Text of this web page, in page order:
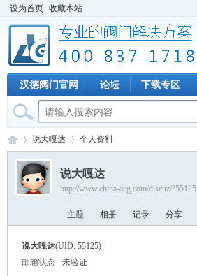
设为首页 收藏本站
汉德阀门官网 论坛 下载专区
›
说大嘎达 个人资料
说大嘎达
http://www.china-acg.com/discuz/?55125
主题 相册 记录 分享
说大嘎达(UID: 55125)
邮箱状态
未验证